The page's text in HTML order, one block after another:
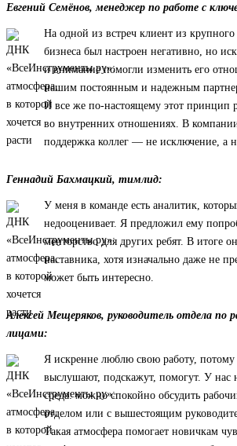
Евгений Семёнов, менеджер по работе с
На одной из встреч клиент из крупного
бизнеса был настроен негативно, но
и внимание помогли изменить его
нашим постоянным и надежным
И все же по-настоящему этот принцип
во внутренних отношениях. В компании
поддержка коллег — не исключение, а
Геннадий Бахмацкий, тимлид:
У меня в команде есть аналитик,
недооценивает. Я предложил ему
менторство для других ребят. В итоге
наставника, хотя изначально даже не
может быть интересно.
Алексей Мещеряков, руководитель отдела по
лицами:
Я искренне люблю свою работу, потому
выслушают, подскажут, помогут. У нас
среда: можно спокойно обсудить
отделом или с вышестоящим
Такая атмосфера помогает новичкам